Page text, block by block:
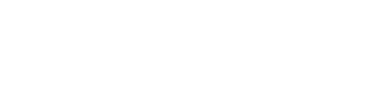
हैं.
कैपिटल गेन को पूरी तरह से टैक्स से छूट दी जाती है. हालांकि, अगर मेच्योरिटी से पहले
टैक्स लगाया जाता है. लॉन्ग-टर्म कैपिटल गेन (तीन वर्षों से अधिक) इंडेक्सेशन लाभों के